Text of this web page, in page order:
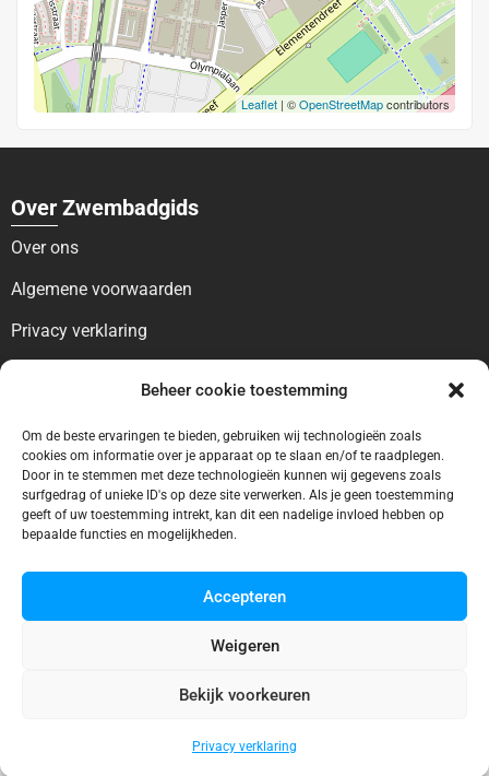
Beheer cookie toestemming
Om de beste ervaringen te bieden, gebruiken wij technologieën zoals
cookies om informatie over je apparaat op te slaan en/of te raadplegen.
Door in te stemmen met deze technologieën kunnen wij gegevens zoals
surfgedrag of unieke ID's op deze site verwerken. Als je geen toestemming
geeft of uw toestemming intrekt, kan dit een nadelige invloed hebben op
bepaalde functies en mogelijkheden.
Accepteren
Weigeren
Bekijk voorkeuren
Privacy verklaring
Leaflet | ©OpenStreetMapcontributors
Over Zwembadgids
Over ons
Algemene voorwaarden
Privacy verklaring
Voor bezoekers
Contact
Voor bedrijven